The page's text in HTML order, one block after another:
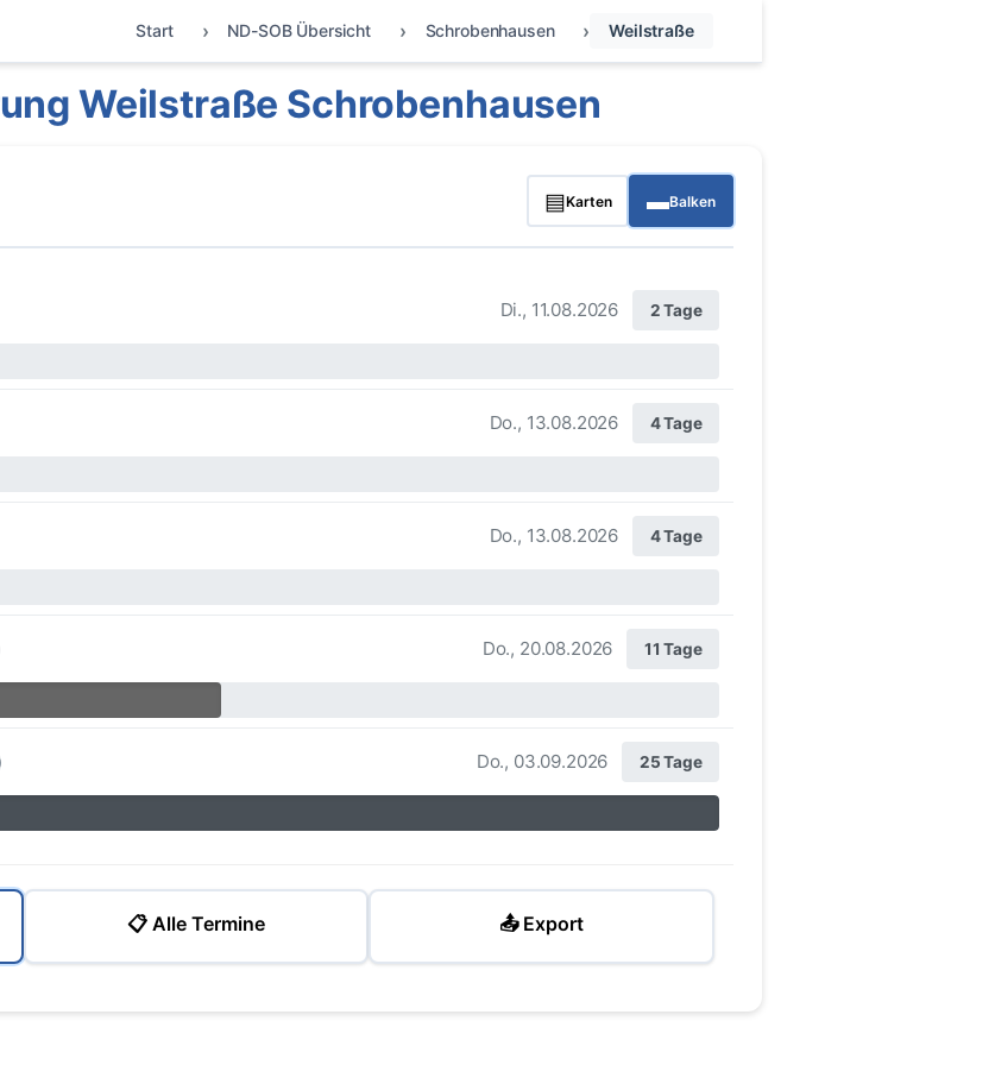
Start ND-SOB Übersicht Schrobenhausen Weilstraße
Weilstraße Schrobenhausen
▤Karten ▬Balken
Di., 11.08.2026 2 Tage
Do., 13.08.2026 4 Tage
Do., 13.08.2026 4 Tage
Do., 20.08.2026 11 Tage
Do., 03.09.2026 25 Tage
📋 Alle Termine 📤 Export